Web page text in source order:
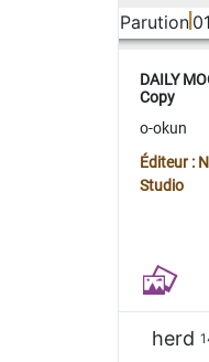
Parution
DAILY
Copy
o-okun
Éditeur :
Studio
herd